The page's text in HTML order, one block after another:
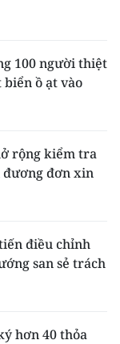
100 người thiệt
ồ ạt vào
rộng kiểm tra
đương đơn xin
điều chỉnh
san sẻ trách
hơn 40 thỏa